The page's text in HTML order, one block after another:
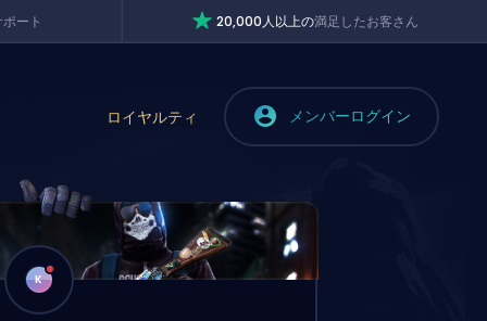
ート 20,000人以上の満足したお客さん
ロイヤルティ メンバーログイン
K